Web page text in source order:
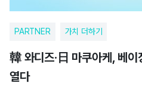
PARTNER 가치 더하기
韓 와디즈·日 마쿠아케, 베이
열다